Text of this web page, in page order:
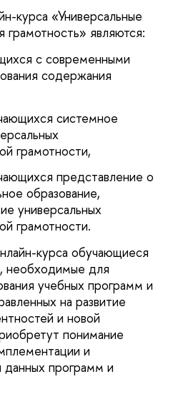
курса «Универсальные
грамотность» являются:
с современными
содержания
системное
грамотности,
представление о
образование,
универсальных
грамотности.
курса обучающиеся
необходимые для
учебных программ и
на развитие
и новой
понимание
и
данных программ и